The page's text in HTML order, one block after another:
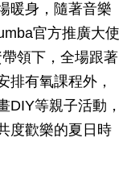
暖身，隨著音樂
官方推廣大使
領下，全場跟著
排有氧課程外，
DIY等親子活動，
度歡樂的夏日時